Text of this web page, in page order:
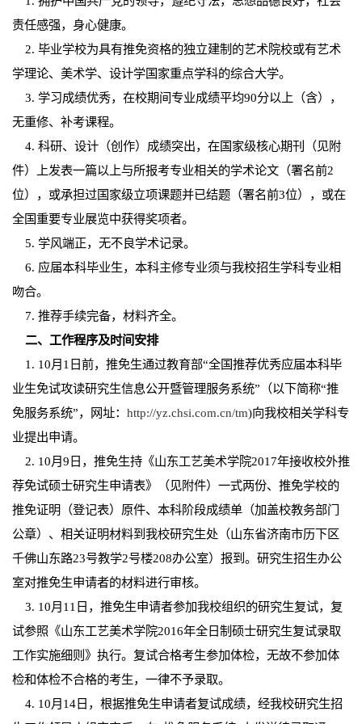
责任感强，身心健康。
2. 毕业学校为具有推免资格的独立建制的艺术院校或有艺术
学理论、美术学、设计学国家重点学科的综合大学。
3. 学习成绩优秀，在校期间专业成绩平均90分以上（含），
无重修、补考课程。
4. 科研、设计（创作）成绩突出，在国家级核心期刊（见附
件）上发表一篇以上与所报考专业相关的学术论文（署名前2
位），或承担过国家级立项课题并已结题（署名前3位），或在
全国重要专业展览中获得奖项者。
5. 学风端正，无不良学术记录。
6. 应届本科毕业生，本科主修专业须与我校招生学科专业相
吻合。
7. 推荐手续完备，材料齐全。
二、工作程序及时间安排
1. 10月1日前，推免生通过教育部“全国推荐优秀应届本科毕
业生免试攻读研究生信息公开暨管理服务系统”（以下简称“推
免服务系统”，网址： http://yz.chsi.com.cn/tm)向我校相关学科专
业提出申请。
2. 10月9日，推免生持《山东工艺美术学院2017年接收校外推
荐免试硕士研究生申请表》（见附件）一式两份、推免学校的
推免证明（登记表）原件、本科阶段成绩单（加盖校教务部门
公章）、相关证明材料到我校研究生处（山东省济南市历下区
千佛山东路23号教学2号楼208办公室）报到。研究生招生办公
室对推免生申请者的材料进行审核。
3. 10月11日，推免生申请者参加我校组织的研究生复试，复
试参照《山东工艺美术学院2016年全日制硕士研究生复试录取
工作实施细则》执行。复试合格考生参加体检，无故不参加体
检和体检不合格的考生，一律不予录取。
4. 10月14日，根据推免生申请者复试成绩，经我校研究生招